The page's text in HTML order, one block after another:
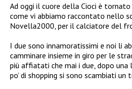
Ad oggi il cuore della Cioci è
come vi abbiamo raccontato nello
Novella2000, per il calciatore del
I due sono innamoratissimi e noi li
camminare insieme in giro per le
più affiatati che mai i due, dopo una
po’ di shopping si sono scambiati un